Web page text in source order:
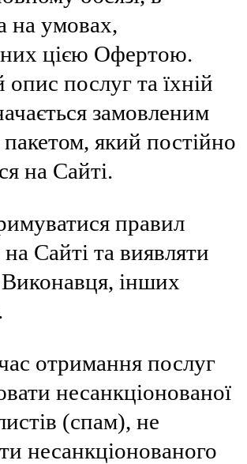
на умовах,
цією Офертою.
послуг та їхній
замовленим
який постійно
на Сайті.
правил
Сайті та виявляти
інших
отримання послуг
несанкціонованої
(спам), не
несанкціонованого